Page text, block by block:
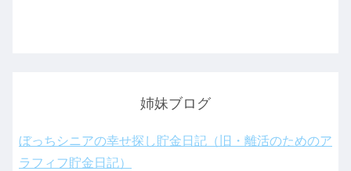
姉妹ブログ
ぼっちシニアの幸せ探し貯金日記（旧・離活のためのア
ラフィフ貯金日記）